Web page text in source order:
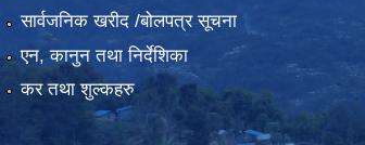
सार्वजनिक खरीद /बोलपत्र सूचना
एन, कानुन तथा निर्देशिका
कर तथा शुल्कहरु